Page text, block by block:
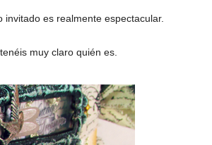
es realmente espectacular.
muy claro quién es.